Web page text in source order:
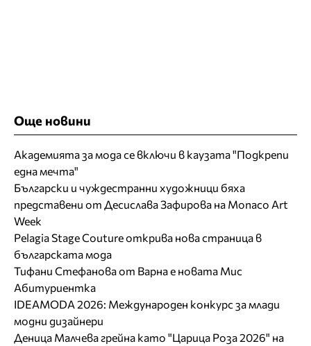
Още новини
Академията за мода се включи в каузата "Подкрепи
една мечта"
Български и чуждестранни художници бяха
представени от Десислава Зафирова на Monaco Art
Week
Pelagia Stage Couture открива нова страница в
българската мода
Тифани Стефанова от Варна е новата Мис
Абитуриентка
IDEAMODA 2026: Международен конкурс за млади
модни дизайнери
Деница Малчева грейна като "Царица Роза 2026" на